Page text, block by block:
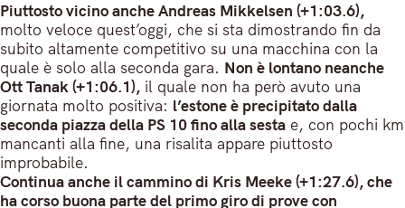
Piuttosto vicino anche Andreas Mikkelsen (+1:03.6),
molto veloce quest’oggi, che si sta dimostrando fin da
subito altamente competitivo su una macchina con la
quale è solo alla seconda gara. Non è lontano neanche
Ott Tanak (+1:06.1), il quale non ha però avuto una
giornata molto positiva: l’estone è precipitato dalla
seconda piazza della PS 10 fino alla sesta e, con pochi km
mancanti alla fine, una risalita appare piuttosto
improbabile.
Continua anche il cammino di Kris Meeke (+1:27.6), che
ha corso buona parte del primo giro di prove con